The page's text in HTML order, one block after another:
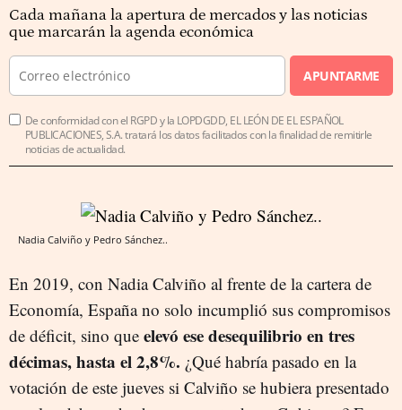
Cada mañana la apertura de mercados y las noticias
que marcarán la agenda económica
APUNTARME
De conformidad con el RGPD y la LOPDGDD, EL LEÓN DE EL ESPAÑOL
PUBLICACIONES, S.A. tratará los datos facilitados con la finalidad de remitirle
noticias de actualidad.
Nadia Calviño y Pedro Sánchez..
En 2019, con Nadia Calviño al frente de la cartera de
Economía, España no solo incumplió sus compromisos
de déficit, sino que elevó ese desequilibrio en tres
décimas, hasta el 2,8%. ¿Qué habría pasado en la
votación de este jueves si Calviño se hubiera presentado